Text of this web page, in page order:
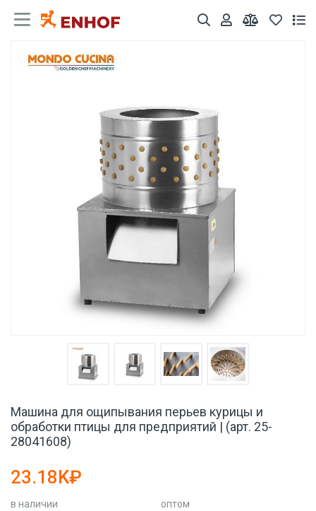
Машина для ощипывания перьев курицы и
обработки птицы для предприятий | (арт. 25-
28041608)
23.18K₽
в наличии
оптом